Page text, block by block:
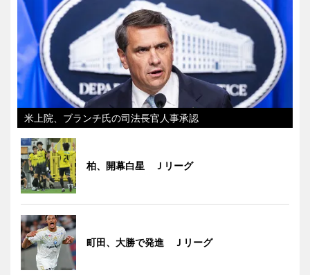
米上院、ブランチ氏の司法長官人事承認
柏、開幕白星 Ｊリーグ
町田、大勝で発進 Ｊリーグ